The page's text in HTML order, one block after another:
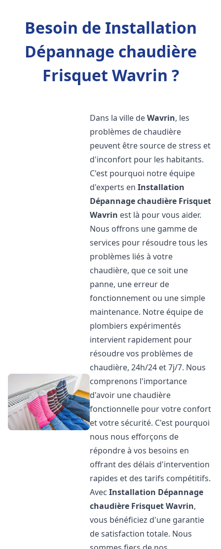
Besoin de Installation
Dépannage chaudière
Frisquet Wavrin ?
Dans la ville deWavrin, les
problèmes de chaudière
peuvent être source de stress et
d'inconfort pour les habitants.
C'est pourquoi notre équipe
d'experts enInstallation
Dépannage chaudière Frisquet
Wavrin est là pour vous aider.
Nous offrons une gamme de
services pour résoudre tous les
problèmes liés à votre
chaudière, que ce soit une
panne, une erreur de
fonctionnement ou une simple
maintenance. Notre équipe de
plombiers expérimentés
intervient rapidement pour
résoudre vos problèmes de
chaudière, 24h/24 et 7j/7. Nous
comprenons l'importance
d'avoir une chaudière
fonctionnelle pour votre confort
et votre sécurité. C'est pourquoi
nous nous efforçons de
répondre à vos besoins en
offrant des délais d'intervention
rapides et des tarifs compétitifs.
AvecInstallation Dépannage
chaudière FrisquetWavrin,
vous bénéficiez d'une garantie
de satisfaction totale. Nous